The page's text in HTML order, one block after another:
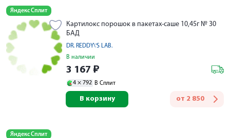
Яндекс Сплит
Картилокс порошок в пакетах-саше 10,45г № 30
БАД
DR. REDDY\'S LAB.
В наличии
3 167 ₽
4 × 792 В Сплит
от 2 850
В корзину
Яндекс Сплит